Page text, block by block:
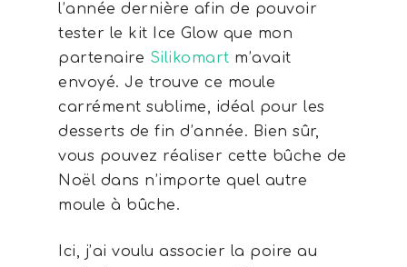
l’année dernière afin de pouvoir
tester le kit Ice Glow que mon
partenaire Silikomart m’avait
envoyé. Je trouve ce moule
carrément sublime, idéal pour les
desserts de fin d’année. Bien sûr,
vous pouvez réaliser cette bûche de
Noël dans n’importe quel autre
moule à bûche.
Ici, j’ai voulu associer la poire au